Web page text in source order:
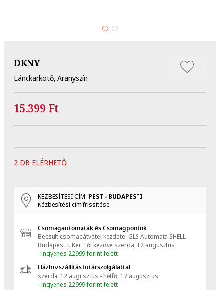
DKNY
Lánckarkötő, Aranyszín
15.399 Ft
2 DB ELÉRHETŐ
KÉZBESÍTÉSI CÍM: PEST - BUDAPESTI
Kézbesítési cím frissítése
Csomagautomaták és Csomagpontok
Becsült csomagátvétel kezdete: GLS Automata SHELL
Budapest I. Ker. Től kezdve szerda, 12 augusztus
- ingyenes 22999 forint felett
Házhozszállítás futárszolgálattal
szerda, 12 augusztus - hétfő, 17 augusztus
- ingyenes 22999 forint felett